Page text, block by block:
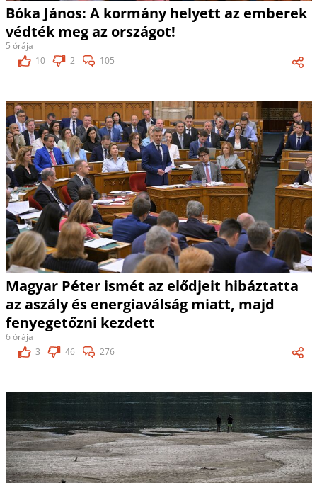
Bóka János: A kormány helyett az emberek
védték meg az országot!
5 órája
10
2 105
Magyar Péter ismét az elődjeit hibáztatta
az aszály és energiaválság miatt, majd
fenyegetőzni kezdett
6 órája
3
46 276